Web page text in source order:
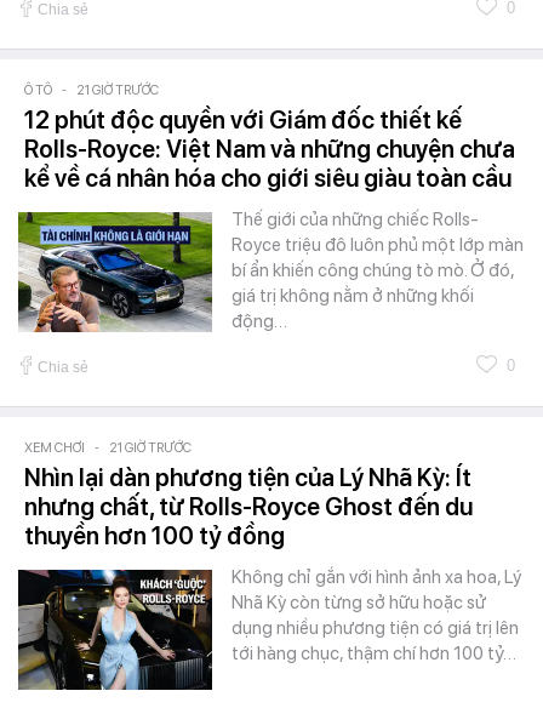
Chia sẻ 0
Ô TÔ - 21 GIỜ TRƯỚC
12 phút độc quyền với Giám đốc thiết kế
Rolls-Royce: Việt Nam và những chuyện chưa
kể về cá nhân hóa cho giới siêu giàu toàn cầu
Thế giới của những chiếc Rolls-
Royce triệu đô luôn phủ một lớp màn
bí ẩn khiến công chúng tò mò. Ở đó,
giá trị không nằm ở những khối
động…
Chia sẻ 0
XEM CHƠI - 21 GIỜ TRƯỚC
Nhìn lại dàn phương tiện của Lý Nhã Kỳ: Ít
nhưng chất, từ Rolls-Royce Ghost đến du
thuyền hơn 100 tỷ đồng
Không chỉ gắn với hình ảnh xa hoa, Lý
Nhã Kỳ còn từng sở hữu hoặc sử
dụng nhiều phương tiện có giá trị lên
tới hàng chục, thậm chí hơn 100 tỷ…